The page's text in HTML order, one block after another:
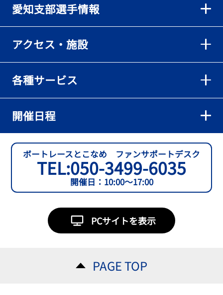
【とこなめボート】出足抜群の篠原晟弥だが「叩き変える可能性も
ある」と思案顔
【とこなめボート】準優６枠の西川拓利は「チルトを跳ねる可能性
もあります」
2026年08月02日
【とこなめボート ルーキーシリーズ第15戦】石渡翔一郎 内枠狙うぞ
「足は厳しかったけど、４日目につながって良かった」～とこなめ
2026年08月01日
愛知支部選手情報
アクセス・施設
各種サービス
開催日程
ボートレースとこなめ ファンサポートデスク
TEL:050-3499-6035
開催日：10:00～17:00
PCサイトを表示
PAGE TOP